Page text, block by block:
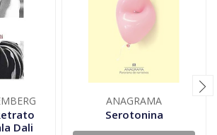
Dali
ANAGRAMA
Serotonina